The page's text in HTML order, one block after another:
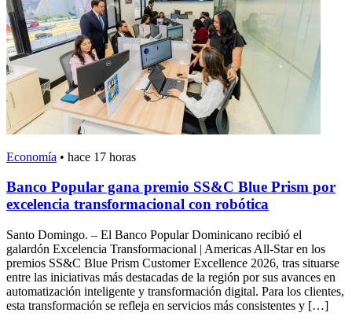
Economía • hace 17 horas
Banco Popular gana premio SS&C Blue Prism por
excelencia transformacional con robótica
Santo Domingo. – El Banco Popular Dominicano recibió el
galardón Excelencia Transformacional | Americas All-Star en los
premios SS&C Blue Prism Customer Excellence 2026, tras situarse
entre las iniciativas más destacadas de la región por sus avances en
automatización inteligente y transformación digital. Para los clientes,
esta transformación se refleja en servicios más consistentes y […]